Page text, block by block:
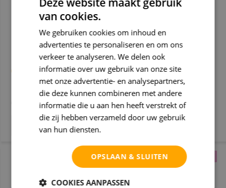
Droogbloemen in glazen stolp ''klein'' - ⌀13xH12cm
Deliverytime
€ 29,99
ZACHT & SFEERVOL
ZACHT & SFEERVOL
van cookies.
We gebruiken cookies om inhoud en
advertenties te personaliseren en om ons
verkeer te analyseren. We delen ook
informatie over uw gebruik van onze site
met onze advertentie- en analysepartners,
die deze kunnen combineren met andere
informatie die u aan hen heeft verstrekt of
die zij hebben verzameld door uw gebruik
van hun diensten.
OPSLAAN & SLUITEN
COOKIES AANPASSEN